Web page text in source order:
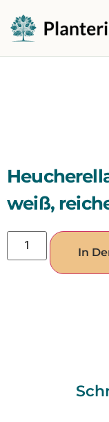
weiß,
In